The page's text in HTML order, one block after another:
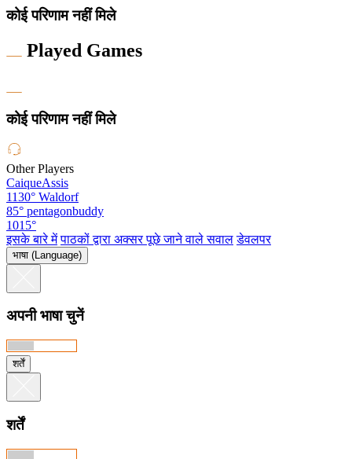
कोई परिणाम नहीं मिले
Played Games
कोई परिणाम नहीं मिले
Other Players
CaiqueAssis
1130° Waldorf
85° pentagonbuddy
1015°
इसके बारे में पाठकों द्वारा अक्सर पूछे जाने वाले सवाल डेवलपर
भाषा (Language)
अपनी भाषा चुनें
शर्तें
शर्तें